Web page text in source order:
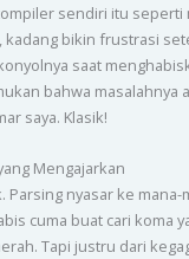
sendiri itu
kadang bikin frustrasi
saat
bahwa masalahnya
saya. Klasik!
Mengajarkan
Parsing nyasar ke mana-
cuma buat cari koma
Tapi justru dari